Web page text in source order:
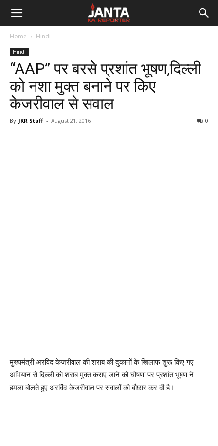
Janta
Reporter
Home Hindi
Hindi
“AAP” पर बरसे प्रशांत भूषण,दिल्ली
को नशा मुक्त बनाने पर किए
केजरीवाल से सवाल
By JKR Staff - August 21, 2016 0
मुख्यमंत्री अरविंद केजरीवाल की शराब की दुकानों के खिलाफ शुरू किए गए
अभियान से दिल्ली को शराब मुक्त कराए जाने की घोषणा पर प्रशांत भूषण ने
हमला बोलते हुए अरविंद केजरीवाल पर सवालों की बौछार कर दी है।